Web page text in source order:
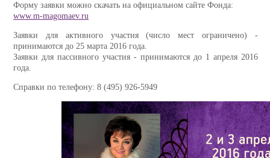
Форму заявки можно скачать на официальном сайте Фонда:
www.m-magomaev.ru
Заявки для активного участия (число мест ограничено) -
принимаются до 25 марта 2016 года.
Заявки для пассивного участия - принимаются до 1 апреля 2016
года.
Справки по телефону: 8 (495) 926-5949